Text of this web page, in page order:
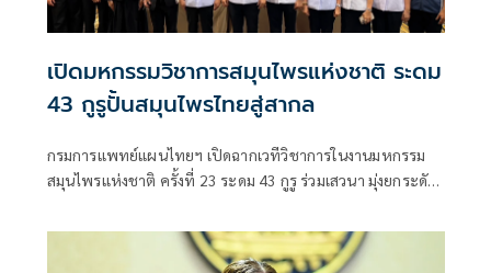
เปิดมหกรรมวิชาการสมุนไพรแห่งชาติ ระดม
43 กูรูปั้นสมุนไพรไทยสู่สากล
กรมการแพทย์แผนไทยฯ เปิดฉากเวทีวิชาการในงานมหกรรม
สมุนไพรแห่งชาติ ครั้งที่ 23 ระดม 43 กูรู ร่วมเสวนา มุ่งยกระดับ